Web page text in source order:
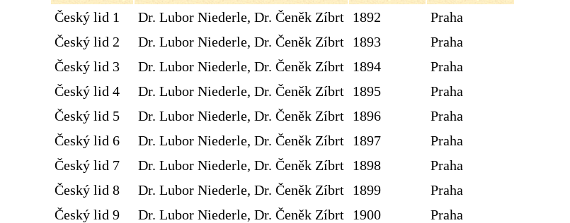
Český lid 1
Dr. Lubor Niederle, Dr. Čeněk Zíbrt 1892
Praha
Český lid 2
Dr. Lubor Niederle, Dr. Čeněk Zíbrt 1893
Praha
Český lid 3
Dr. Lubor Niederle, Dr. Čeněk Zíbrt 1894
Praha
Český lid 4
Dr. Lubor Niederle, Dr. Čeněk Zíbrt 1895
Praha
Český lid 5
Dr. Lubor Niederle, Dr. Čeněk Zíbrt 1896
Praha
Český lid 6
Dr. Lubor Niederle, Dr. Čeněk Zíbrt 1897
Praha
Český lid 7
Dr. Lubor Niederle, Dr. Čeněk Zíbrt 1898
Praha
Český lid 8
Dr. Lubor Niederle, Dr. Čeněk Zíbrt 1899
Praha
Český lid 9
Dr. Lubor Niederle, Dr. Čeněk Zíbrt 1900
Praha